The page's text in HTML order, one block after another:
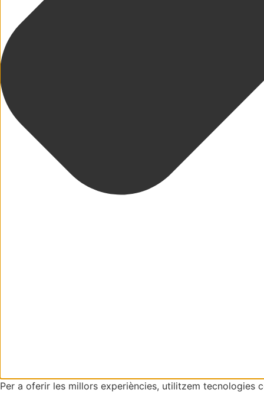
Per a oferir les millors experiències, utilitzem tecnologies